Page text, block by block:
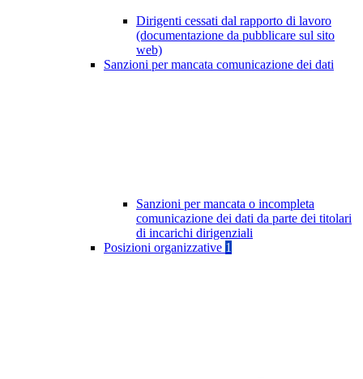
Dirigenti cessati dal rapporto di lavoro
(documentazione da pubblicare sul sito
web)
Sanzioni per mancata comunicazione dei dati
Sanzioni per mancata o incompleta
comunicazione dei dati da parte dei titolari
di incarichi dirigenziali
Posizioni organizzative 1